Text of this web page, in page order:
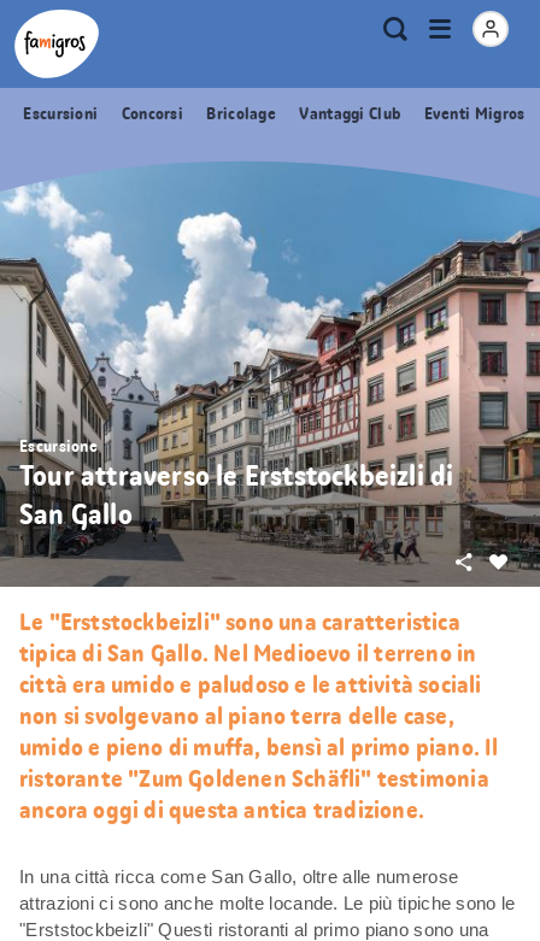
Navigazione
segnalibri
Header
Logo Metanavigazione
Ricerca
Apri
menu
Escursioni Concorsi Bricolage Vantaggi Club Eventi Migros
Escursione
Tour attraverso le Erststockbeizli di
San Gallo
Condividi
Le "Erststockbeizli" sono una caratteristica
tipica di San Gallo. Nel Medioevo il terreno in
città era umido e paludoso e le attività sociali
non si svolgevano al piano terra delle case,
umido e pieno di muffa, bensì al primo piano. Il
ristorante "Zum Goldenen Schäfli" testimonia
ancora oggi di questa antica tradizione.
In una città ricca come San Gallo, oltre alle numerose
attrazioni ci sono anche molte locande. Le più tipiche sono le
"Erststockbeizli" Questi ristoranti al primo piano sono una